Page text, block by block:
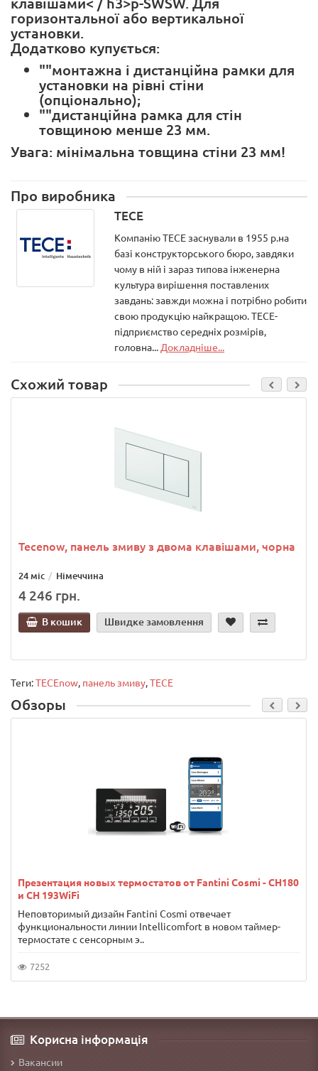
горизонтальної або вертикальної
установки.
Додатково купується:
""монтажна і дистанційна рамки для
установки на рівні стіни
(опціонально);
""дистанційна рамка для стін
товщиною менше 23 мм.
Увага: мінімальна товщина стіни 23 мм!
Про виробника
TECE
Компанію ТЕСЕ заснували в 1955 р.на
базі конструкторського бюро, завдяки
чому в ній і зараз типова інженерна
культура вирішення поставлених
завдань: завжди можна і потрібно робити
свою продукцію найкращою. ТЕСЕ-
підприємство середніх розмірів,
головна... Докладніше...
Схожий товар
Tecenow, панель змиву з двома клавішами, чорна
24 міс Німеччина
4 246 грн.
В кошик Швидке замовлення
Теги:TECEnow, панель змиву,TECE
Обзоры
Презентация новых термостатов от Fantini Cosmi - CH180
и CH 193WiFi
Неповторимый дизайн Fantini Cosmi отвечает
функциональности линии Intellicomfort в новом таймер-
термостате с сенсорным э..
7252
Корисна інформація
Вакансии